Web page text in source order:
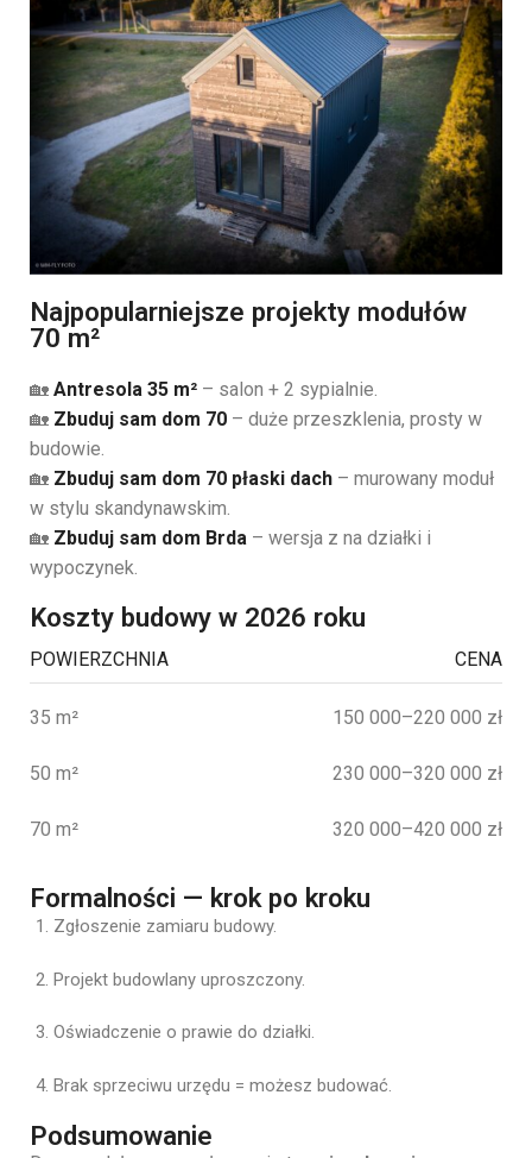
Najpopularniejsze projekty modułów
70 m²
🏡 Antresola 35 m² – salon + 2 sypialnie.
🏡 Zbuduj sam dom 70 – duże przeszklenia, prosty w
budowie.
🏡 Zbuduj sam dom 70 płaski dach – murowany moduł
w stylu skandynawskim.
🏡 Zbuduj sam dom Brda – wersja z na działki i
wypoczynek.
Koszty budowy w 2026 roku
POWIERZCHNIA CENA
35 m² 150 000–220 000 zł
50 m² 230 000–320 000 zł
70 m² 320 000–420 000 zł
Formalności — krok po kroku
Zgłoszenie zamiaru budowy.
Projekt budowlany uproszczony.
Oświadczenie o prawie do działki.
Brak sprzeciwu urzędu = możesz budować.
Podsumowanie